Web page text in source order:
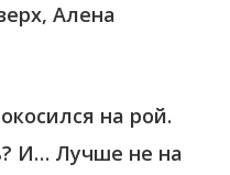
Алена
на рой.
И… Лучше не на